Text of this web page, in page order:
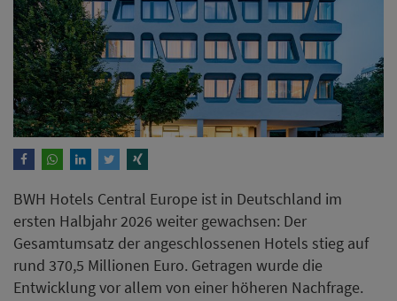
BWH Hotels Central Europe ist in Deutschland im
ersten Halbjahr 2026 weiter gewachsen: Der
Gesamtumsatz der angeschlossenen Hotels stieg auf
rund 370,5 Millionen Euro. Getragen wurde die
Entwicklung vor allem von einer höheren Nachfrage.